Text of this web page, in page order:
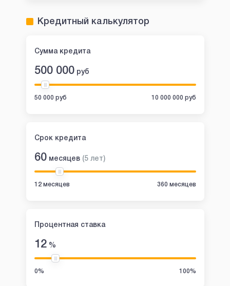
Кредитный калькулятор
Сумма кредита
500 000 руб
50 000 руб 10 000 000 руб
Срок кредита
60 месяцев (5 лет)
12 месяцев 360 месяцев
Процентная ставка
12%
0% 100%